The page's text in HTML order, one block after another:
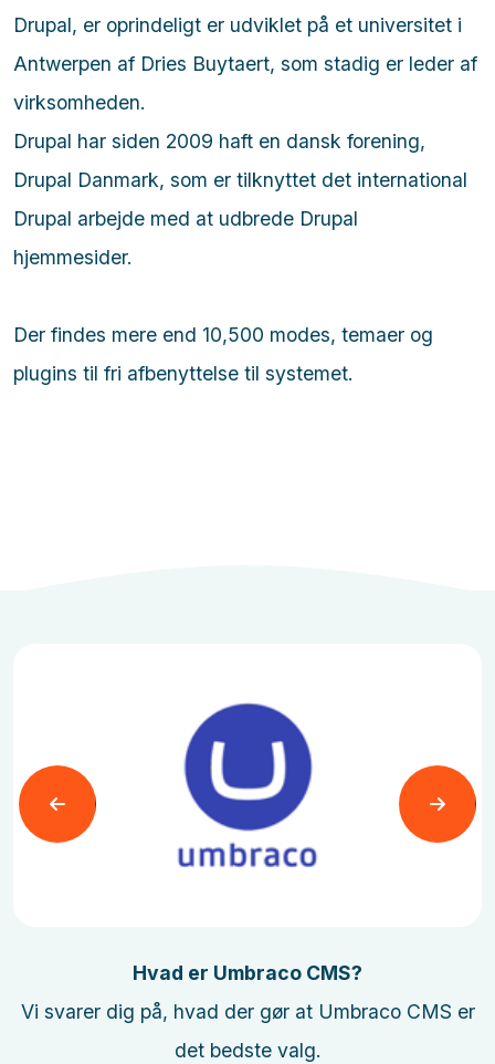
Drupal, er oprindeligt er udviklet på et universitet i
Antwerpen af Dries Buytaert, som stadig er leder af
virksomheden.
Drupal har siden 2009 haft en dansk forening,
Drupal Danmark, som er tilknyttet det international
Drupal arbejde med at udbrede Drupal
hjemmesider.
Der findes mere end 10,500 modes, temaer og
plugins til fri afbenyttelse til systemet.
Hvad er Umbraco CMS?
Vi svarer dig på, hvad der gør at Umbraco CMS er
det bedste valg.